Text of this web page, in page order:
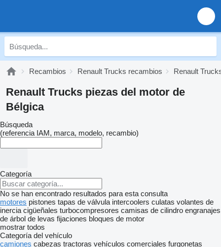
Recambios Renault Trucks recambios Renault
Renault Trucks piezas del motor de
Bélgica
Búsqueda
(referencia IAM, marca, modelo, recambio)
Categoría
No se han encontrado resultados para esta consulta
motores pistones tapas de válvula intercoolers culatas volantes de
inercia cigüeñales turbocompresores camisas de cilindro engranajes
de árbol de levas fijaciones bloques de motor
mostrar todos
Categoría del vehículo
camiones cabezas tractoras vehículos comerciales furgonetas